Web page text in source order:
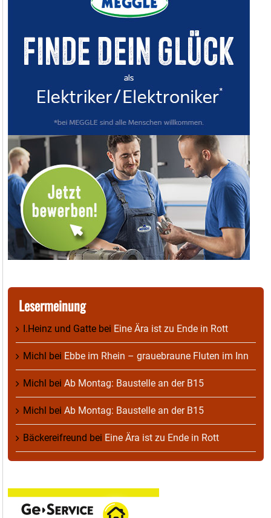
Lesermeinung
I.Heinz und Gatte bei Eine Ära ist zu Ende in Rott
Michl bei Ebbe im Rhein – grauebraune Fluten im Inn
Michl bei Ab Montag: Baustelle an der B15
Michl bei Ab Montag: Baustelle an der B15
Bäckereifreund bei Eine Ära ist zu Ende in Rott